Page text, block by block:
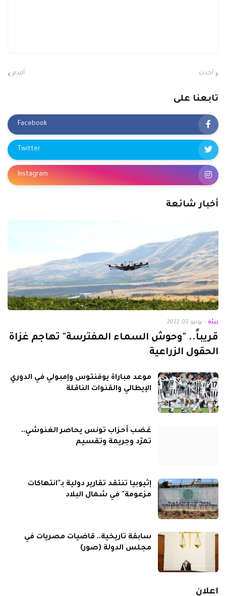
أحدث أقدم
تابعنا على
Facebook
Twitter
Instagram
أخبار شائعة
بيئة - يونيو 02, 2022
قريباً.. "وحوش السماء المفترسة" تهاجم غزاة
الحقول الزراعية
موعد مباراة يوفنتوس وإمبولي في الدوري
الإيطالي والقنوات الناقلة
غضب أحزاب تونس يحاصر الغنوشي..
تمرّد وجريمة وتقسيم
إثيوبيا تنتقد تقارير دولية بـ"انتهاكات
مزعومة" في شمال البلاد
سابقة تاريخية.. قاضيات مصريات في
مجلس الدولة (صور)
اعلان